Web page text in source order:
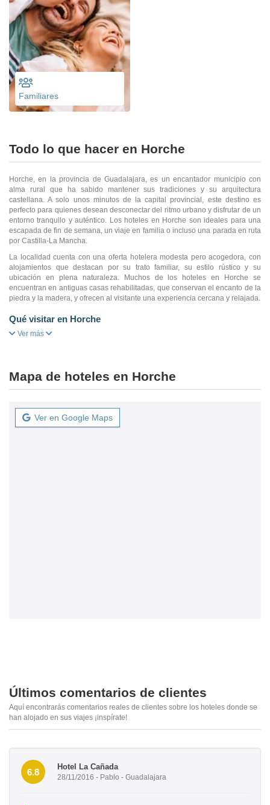
Familiares
Todo lo que hacer en Horche
Horche, en la provincia de Guadalajara, es un encantador municipio con
alma rural que ha sabido mantener sus tradiciones y su arquitectura
castellana. A solo unos minutos de la capital provincial, este destino es
perfecto para quienes desean desconectar del ritmo urbano y disfrutar de un
entorno tranquilo y auténtico. Los hoteles en Horche son ideales para una
escapada de fin de semana, un viaje en familia o incluso una parada en ruta
por Castilla-La Mancha.
La localidad cuenta con una oferta hotelera modesta pero acogedora, con
alojamientos que destacan por su trato familiar, su estilo rústico y su
ubicación en plena naturaleza. Muchos de los hoteles en Horche se
encuentran en antiguas casas rehabilitadas, que conservan el encanto de la
piedra y la madera, y ofrecen al visitante una experiencia cercana y relajada.
Qué visitar en Horche
Ver más
Mapa de hoteles en Horche
Ver en Google Maps
Últimos comentarios de clientes
Aquí encontrarás comentarios reales de clientes sobre los hoteles donde se
han alojado en sus viajes ¡inspírate!
6.8
Hotel La Cañada
28/11/2016 - Pablo - Guadalajara